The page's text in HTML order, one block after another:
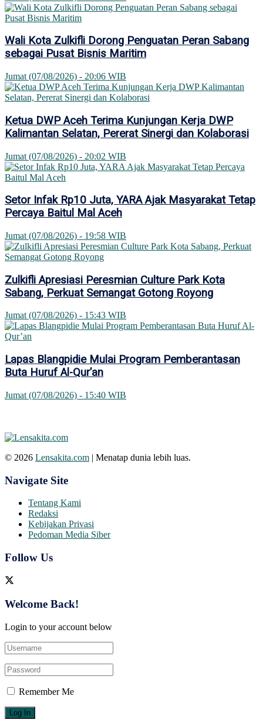
Wali Kota Zulkifli Dorong Penguatan Peran Sabang
sebagai Pusat Bisnis Maritim
Jumat (07/08/2026) - 20:06 WIB
Ketua DWP Aceh Terima Kunjungan Kerja DWP
Kalimantan Selatan, Pererat Sinergi dan Kolaborasi
Jumat (07/08/2026) - 20:02 WIB
Setor Infak Rp10 Juta, YARA Ajak Masyarakat Tetap
Percaya Baitul Mal Aceh
Jumat (07/08/2026) - 19:58 WIB
Zulkifli Apresiasi Peresmian Culture Park Kota
Sabang, Perkuat Semangat Gotong Royong
Jumat (07/08/2026) - 15:43 WIB
Lapas Blangpidie Mulai Program Pemberantasan
Buta Huruf Al-Qur’an
Jumat (07/08/2026) - 15:40 WIB
© 2026 Lensakita.com | Menatap dunia lebih luas.
Navigate Site
Tentang Kami
Redaksi
Kebijakan Privasi
Pedoman Media Siber
Follow Us
Welcome Back!
Login to your account below
Remember Me